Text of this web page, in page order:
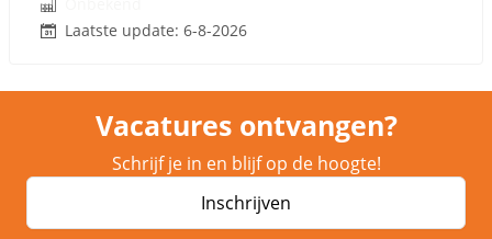
Laatste update: 6-8-2026
Vacatures ontvangen?
Schrijf je in en blijf op de hoogte!
Inschrijven